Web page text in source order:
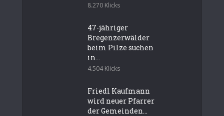
8.270 Klicks
47-jähriger
Bregenzerwälder
beim Pilze suchen
in...
4.504 Klicks
Friedl Kaufmann
wird neuer Pfarrer
der Gemeinden...